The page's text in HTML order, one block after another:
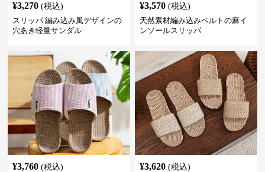
¥3,270 (税込)
スリッパ 編み込み風デザインの
穴あき軽量サンダル
¥3,570 (税込)
天然素材編み込みベルトの麻イ
ンソールスリッパ
¥3,760 (税込)
¥3,620 (税込)